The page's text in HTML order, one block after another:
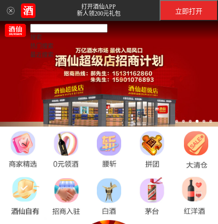
打开酒仙APP
新人领200元礼包
立即打开
搜索
热门搜索
最近搜索